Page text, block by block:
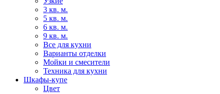
3 кв. м.
5 кв. м.
6 кв. м.
9 кв. м.
Все для кухни
Варианты отделки
Мойки и смесители
Техника для кухни
Шкафы-купе
Цвет